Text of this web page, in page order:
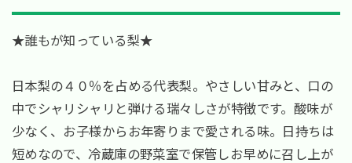
★誰もが知っている梨★
日本梨の４０％を占める代表梨。やさしい甘みと、口の
中でシャリシャリと弾ける瑞々しさが特徴です。酸味が
少なく、お子様からお年寄りまで愛される味。日持ちは
短めなので、冷蔵庫の野菜室で保管しお早めに召し上が